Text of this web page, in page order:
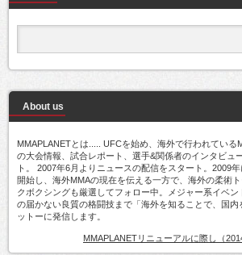
About us
MMAPLANETとは..... UFCを始め、海外で行われている
の大会情報、試合レポート、選手&関係者のインタビュ
ト。 2007年6月よりニュースの配信をスタート。2009
開始し、海外MMAの現在を伝える一方で、海外の柔術
クボクシングも厳選してフォロー中。メジャー系イベン
の届かない良質の格闘技まで「海外を知ることで、国
ットーに発信します。
MMAPLANETリニューアルに際し（